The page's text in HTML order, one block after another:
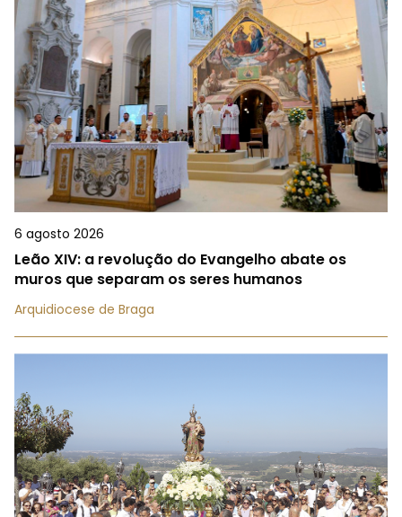
6 agosto 2026
Leão XIV: a revolução do Evangelho abate os
muros que separam os seres humanos
Arquidiocese de Braga